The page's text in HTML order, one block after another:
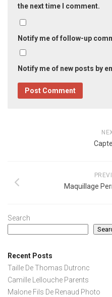
the next time I comment.
Notify me of follow-up
Notify me of new posts by
Maquillage
Search
Recent Posts
Taille De Thomas Dutronc
Camille Lellouche Parents
Malone Fils De Renaud Photo